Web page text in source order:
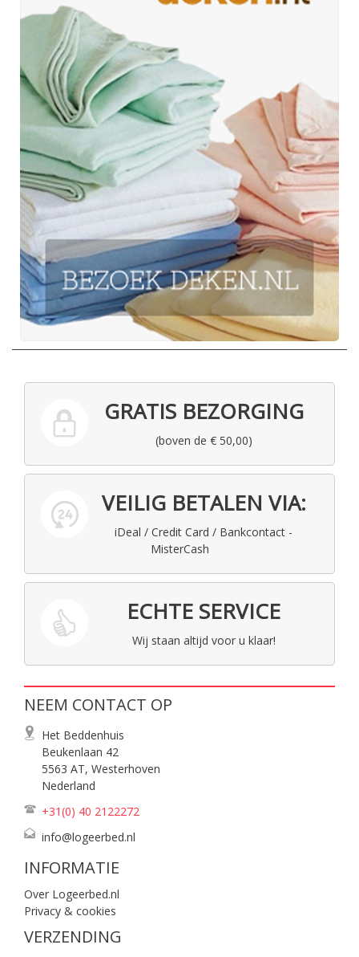
GRATIS BEZORGING
(boven de € 50,00)
VEILIG BETALEN VIA:
iDeal / Credit Card / Bankcontact -
MisterCash
ECHTE SERVICE
Wij staan altijd voor u klaar!
NEEM CONTACT OP
Het Beddenhuis
Beukenlaan 42
5563 AT, Westerhoven
Nederland
+31(0) 40 2122272
info@logeerbed.nl
INFORMATIE
Over Logeerbed.nl
Privacy & cookies
VERZENDING